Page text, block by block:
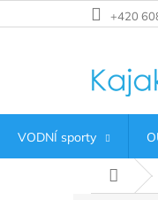
na
+420
VODNÍ sporty
Domů